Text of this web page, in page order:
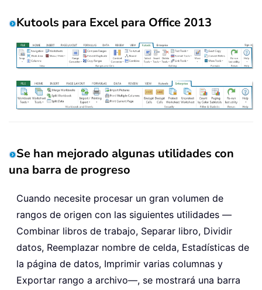
Kutools para Excel para Office 2013
Se han mejorado algunas utilidades con
una barra de progreso
Cuando necesite procesar un gran volumen de
rangos de origen con las siguientes utilidades —
Combinar libros de trabajo, Separar libro, Dividir
datos, Reemplazar nombre de celda, Estadísticas de
la página de datos, Imprimir varias columnas y
Exportar rango a archivo—, se mostrará una barra